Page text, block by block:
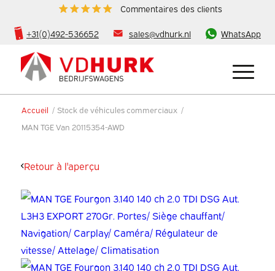
Commentaires des clients
+31(0)492-536652 sales@vdhurk.nl WhatsApp
Accueil / Stock de véhicules commerciaux /
MAN TGE Van 20115354-AWD
Retour à l'aperçu